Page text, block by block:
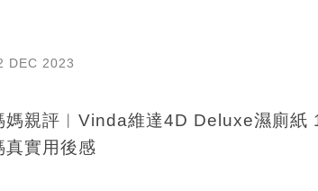
DEC 2023
媽親評︱Vinda維達4D Deluxe濕廁紙 10位媽
真實用後感